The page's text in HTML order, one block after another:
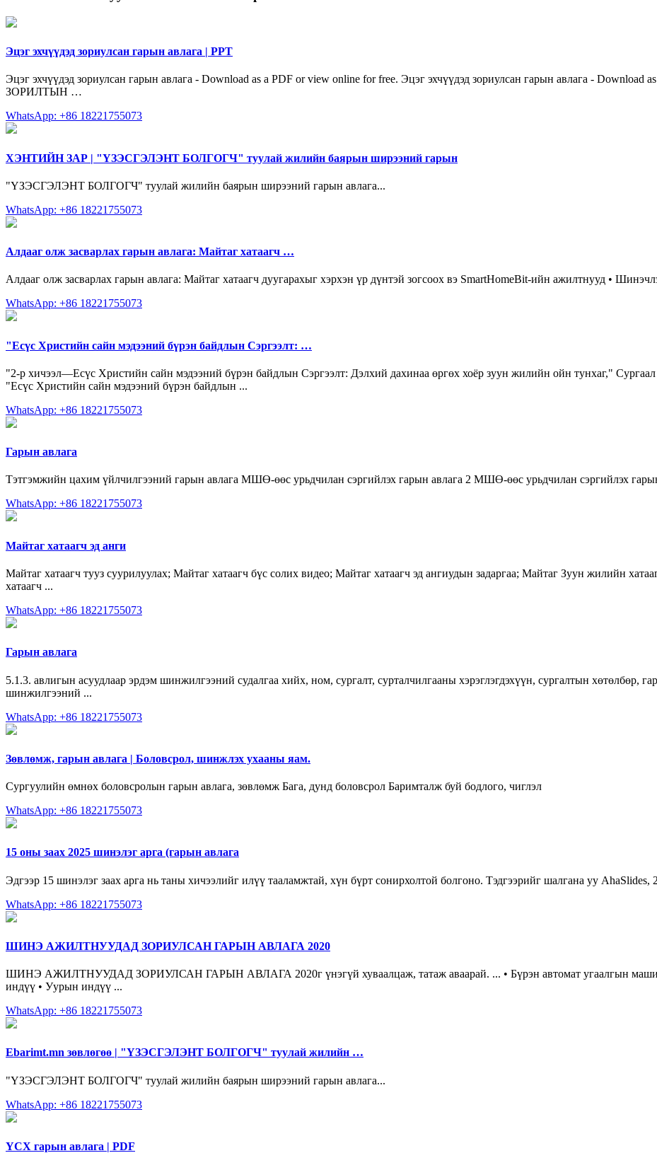
Эцэг эхчүүдэд зориулсан гарын авлага | PPT
Эцэг эхчүүдэд зориулсан гарын авлага - Download as a PDF or view online for free. Эцэг эхчүүдэд зориулсан гарын авлага -
ЗОРИЛТЫН …
WhatsApp: +86 18221755073
ХЭНТИЙН ЗАР | "ҮЗЭСГЭЛЭНТ БОЛГОГЧ" туулай жилийн баярын ширээний гарын
"ҮЗЭСГЭЛЭНТ БОЛГОГЧ" туулай жилийн баярын ширээний гарын авлага...
WhatsApp: +86 18221755073
Алдааг олж засварлах гарын авлага: Майтаг хатаагч …
Алдааг олж засварлах гарын авлага: Майтаг хатаагч дуугарахыг хэрхэн үр дүнтэй зогсоох вэ SmartHomeBit-ийн ажилтнууд •
WhatsApp: +86 18221755073
"Есүс Христийн сайн мэдээний бүрэн байдлын Сэргээлт: …
"2-р хичээл—Есүс Христийн сайн мэдээний бүрэн байдлын Сэргээлт: Дэлхий дахинаа өргөх хоёр зуун жилийн ойн тунхаг,"
"Есүс Христийн сайн мэдээний бүрэн байдлын ...
WhatsApp: +86 18221755073
Гарын авлага
Тэтгэмжийн цахим үйлчилгээний гарын авлага МШӨ-өөс урьдчилан сэргийлэх гарын авлага 2 МШӨ-өөс урьдчилан сэргийлэх
WhatsApp: +86 18221755073
Майтаг хатаагч эд анги
Майтаг хатаагч тууз суурилуулах; Майтаг хатаагч бүс солих видео; Майтаг хатаагч эд ангиудын задаргаа; Майтаг Зуун жилийн
хатаагч ...
WhatsApp: +86 18221755073
Гарын авлага
5.1.3. авлигын асуудлаар эрдэм шинжилгээний судалгаа хийх, ном, сургалт, сурталчилгааны хэрэглэгдэхүүн, сургалтын хөтөлбөр,
шинжилгээний ...
WhatsApp: +86 18221755073
Зөвлөмж, гарын авлага | Боловсрол, шинжлэх ухааны яам.
Сургуулийн өмнөх боловсролын гарын авлага, зөвлөмж Бага, дунд боловсрол Баримталж буй бодлого, чиглэл
WhatsApp: +86 18221755073
15 оны заах 2025 шинэлэг арга (гарын авлага
Эдгээр 15 шинэлэг заах арга нь таны хичээлийг илүү тааламжтай, хүн бүрт сонирхолтой болгоно. Тэдгээрийг шалгана уу AhaSlides,
WhatsApp: +86 18221755073
ШИНЭ АЖИЛТНУУДАД ЗОРИУЛСАН ГАРЫН АВЛАГА 2020
ШИНЭ АЖИЛТНУУДАД ЗОРИУЛСАН ГАРЫН АВЛАГА 2020г үнэгүй хуваалцаж, татаж аваарай. ... • Бүрэн автомат угаалгын машин •
индүү • Уурын индүү ...
WhatsApp: +86 18221755073
Ebarimt.mn зөвлөгөө | "ҮЗЭСГЭЛЭНТ БОЛГОГЧ" туулай жилийн …
"ҮЗЭСГЭЛЭНТ БОЛГОГЧ" туулай жилийн баярын ширээний гарын авлага...
WhatsApp: +86 18221755073
ҮСХ гарын авлага | PDF